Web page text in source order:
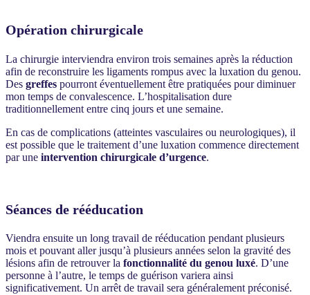
Opération chirurgicale
La chirurgie interviendra environ trois semaines après la réduction
afin de reconstruire les ligaments rompus avec la luxation du genou.
Des greffes pourront éventuellement être pratiquées pour diminuer
mon temps de convalescence. L’hospitalisation dure
traditionnellement entre cinq jours et une semaine.
En cas de complications (atteintes vasculaires ou neurologiques), il
est possible que le traitement d’une luxation commence directement
par une intervention chirurgicale d’urgence.
Séances de rééducation
Viendra ensuite un long travail de rééducation pendant plusieurs
mois et pouvant aller jusqu’à plusieurs années selon la gravité des
lésions afin de retrouver la fonctionnalité du genou luxé. D’une
personne à l’autre, le temps de guérison variera ainsi
significativement. Un arrêt de travail sera généralement préconisé.